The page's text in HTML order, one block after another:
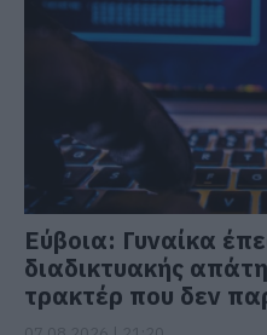
Εύβοια: Γυναίκα
διαδικτυακής
τρακτέρ που δεν